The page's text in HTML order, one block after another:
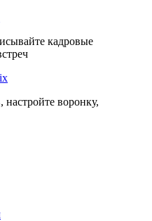
кадровые
настройте воронку,